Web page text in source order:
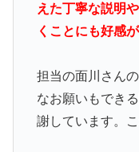
えた丁寧な説明
くことにも好感
担当の面川さん
なお願いもでき
謝しています。